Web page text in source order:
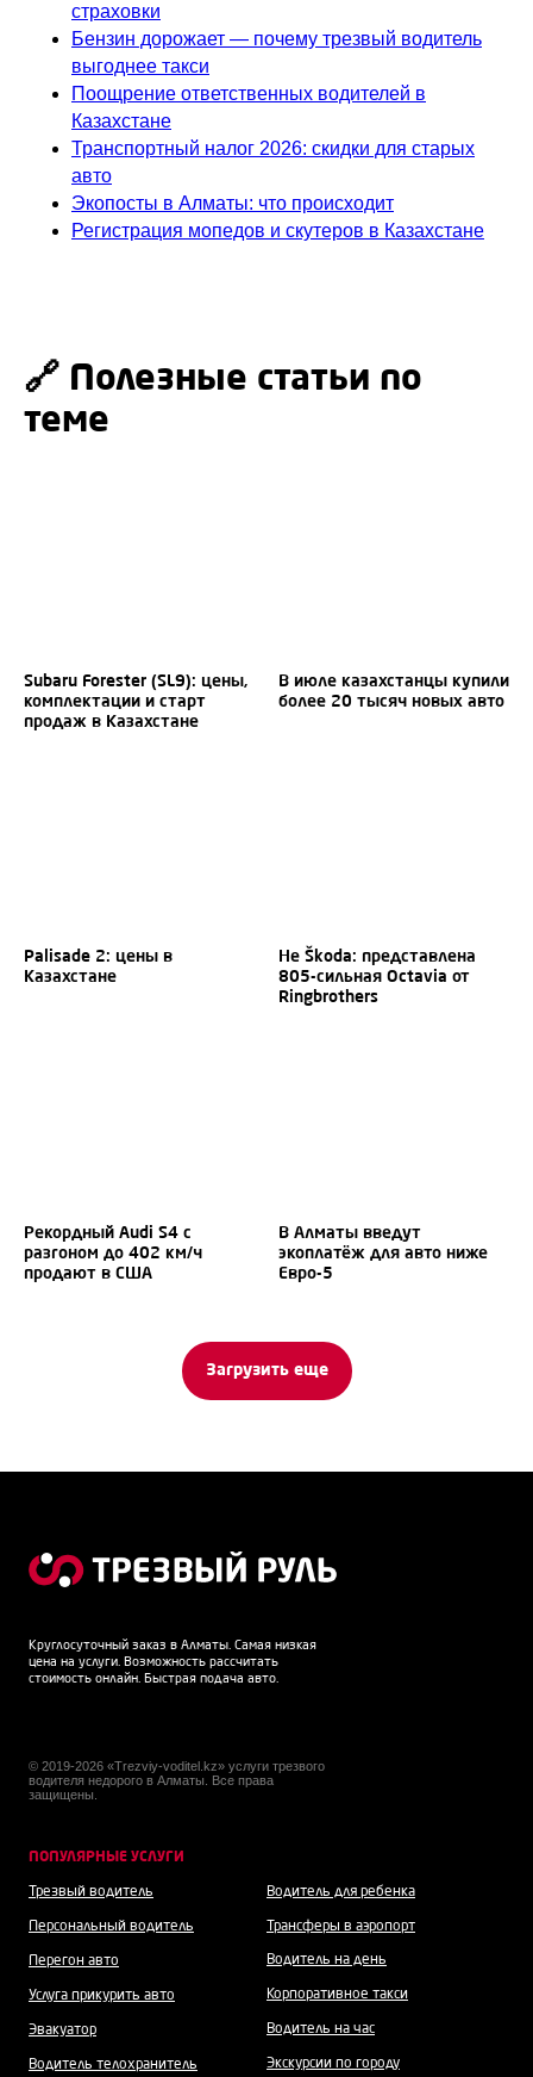
страховки
Бензин дорожает — почему трезвый водитель
выгоднее такси
Поощрение ответственных водителей в
Казахстане
Транспортный налог 2026: скидки для старых
авто
Экопосты в Алматы: что происходит
Регистрация мопедов и скутеров в Казахстане
🔗 Полезные статьи по
теме
Subaru Forester (SL9): цены,
комплектации и старт
продаж в Казахстане
В июле казахстанцы купили
более 20 тысяч новых авто
Palisade 2: цены в
Казахстане
Не Škoda: представлена
805-сильная Octavia от
Ringbrothers
Рекордный Audi S4 с
разгоном до 402 км/ч
продают в США
В Алматы введут
экоплатёж для авто ниже
Евро-5
Загрузить еще
Круглосуточный заказ в Алматы. Самая низкая
цена на услуги. Возможность рассчитать
стоимость онлайн. Быстрая подача авто.
© 2019-2026 «Trezviy-voditel.kz» услуги трезвого
водителя недорого в Алматы. Все права
защищены.
ПОПУЛЯРНЫЕ УСЛУГИ
Трезвый водитель
Персональный водитель
Перегон авто
Услуга прикурить авто
Эвакуатор
Водитель телохранитель
Водитель для ребенка
Трансферы в аэропорт
Водитель на день
Корпоративное такси
Водитель на час
Экскурсии по городу